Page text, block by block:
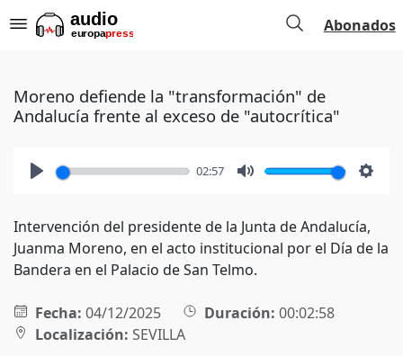
Abonados
Moreno defiende la "transformación" de
Andalucía frente al exceso de "autocrítica"
02:57
Intervención del presidente de la Junta de Andalucía,
Juanma Moreno, en el acto institucional por el Día de la
Bandera en el Palacio de San Telmo.
Fecha: 04/12/2025 Duración: 00:02:58
Localización: SEVILLA